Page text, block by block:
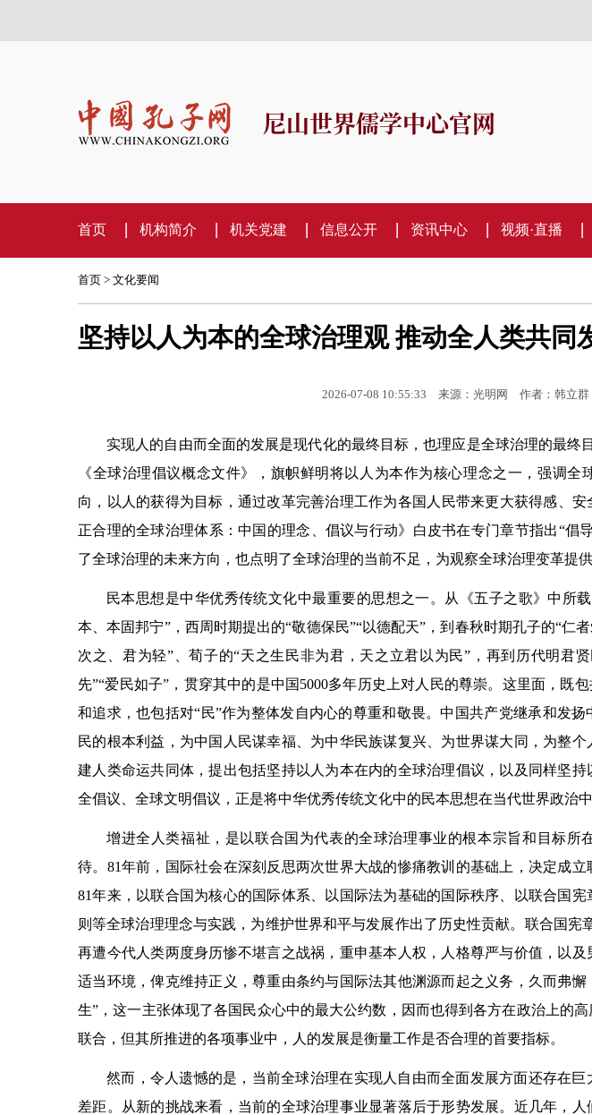
尼山世界儒学中心官网
首页 机构简介 机关党建 信息公开 资讯中心 视频·直播
首页 > 文化要闻
坚持以人为本的全球治理观 推动全人类共同
2026-07-08 10:55:33 来源：光明网 作者：韩立群
实现人的自由而全面的发展是现代化的最终目标，也理应是全球治理的最终
《全球治理倡议概念文件》，旗帜鲜明将以人为本作为核心理念之一，强调全
向，以人的获得为目标，通过改革完善治理工作为各国人民带来更大获得感、
正合理的全球治理体系：中国的理念、倡议与行动》白皮书在专门章节指出“倡
了全球治理的未来方向，也点明了全球治理的当前不足，为观察全球治理变革提供
民本思想是中华优秀传统文化中最重要的思想之一。从《五子之歌》中所
本、本固邦宁”，西周时期提出的“敬德保民”“以德配天”，到春秋时期孔子的“仁
次之、君为轻”、荀子的“天之生民非为君，天之立君以为民”，再到历代明君
先”“爱民如子”，贯穿其中的是中国5000多年历史上对人民的尊崇。这里面，既
和追求，也包括对“民”作为整体发自内心的尊重和敬畏。中国共产党继承和发
民的根本利益，为中国人民谋幸福、为中华民族谋复兴、为世界谋大同，为整
建人类命运共同体，提出包括坚持以人为本在内的全球治理倡议，以及同样坚
全倡议、全球文明倡议，正是将中华优秀传统文化中的民本思想在当代世界政治中
增进全人类福祉，是以联合国为代表的全球治理事业的根本宗旨和目标所
待。81年前，国际社会在深刻反思两次世界大战的惨痛教训的基础上，决定成立
81年来，以联合国为核心的国际体系、以国际法为基础的国际秩序、以联合国
则等全球治理理念与实践，为维护世界和平与发展作出了历史性贡献。联合国宪
再遭今代人类两度身历惨不堪言之战祸，重申基本人权，人格尊严与价值，以
适当环境，俾克维持正义，尊重由条约与国际法其他渊源而起之义务，久而弗
生”，这一主张体现了各国民众心中的最大公约数，因而也得到各方在政治上的
联合，但其所推进的各项事业中，人的发展是衡量工作是否合理的首要指标。
然而，令人遗憾的是，当前全球治理在实现人自由而全面发展方面还存在
差距。从新的挑战来看，当前的全球治理事业显著落后于形势发展。近几年，